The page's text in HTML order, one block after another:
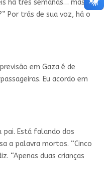
há três semanas… mas
Por trás de sua voz, há o
em Gaza é de
Eu acordo em
pai. Está falando dos
a palavra mortos. “Cinco
“Apenas duas crianças